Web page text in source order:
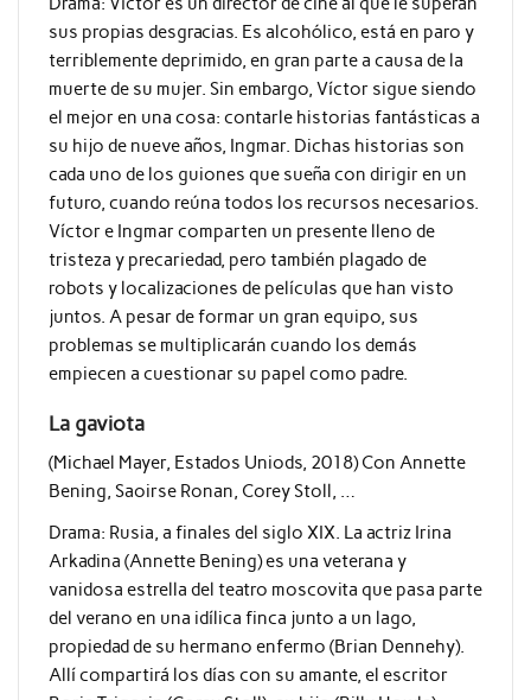
sus propias desgracias. Es alcohólico, está en paro y
terriblemente deprimido, en gran parte a causa de la
muerte de su mujer. Sin embargo, Víctor sigue siendo
el mejor en una cosa: contarle historias fantásticas a
su hijo de nueve años, Ingmar. Dichas historias son
cada uno de los guiones que sueña con dirigir en un
futuro, cuando reúna todos los recursos necesarios.
Víctor e Ingmar comparten un presente lleno de
tristeza y precariedad, pero también plagado de
robots y localizaciones de películas que han visto
juntos. A pesar de formar un gran equipo, sus
problemas se multiplicarán cuando los demás
empiecen a cuestionar su papel como padre.
La gaviota
(Michael Mayer, Estados Uniods, 2018) Con Annette
Bening, Saoirse Ronan, Corey Stoll, …
Drama: Rusia, a finales del siglo XIX. La actriz Irina
Arkadina (Annette Bening) es una veterana y
vanidosa estrella del teatro moscovita que pasa parte
del verano en una idílica finca junto a un lago,
propiedad de su hermano enfermo (Brian Dennehy).
Allí compartirá los días con su amante, el escritor